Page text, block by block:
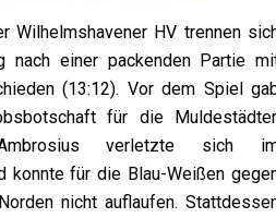
Wilhelmshavener HV trennen
nach einer packenden Partie
(13:12). Vor dem Spiel
für die
verletzte sich
konnte für die Blau-Weißen
nicht auflaufen.